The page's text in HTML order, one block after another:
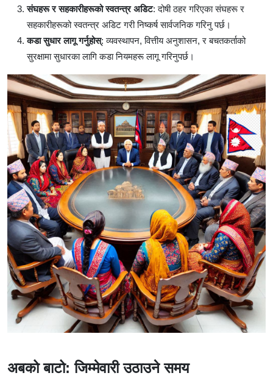
संघहरू र सहकारीहरूको स्वतन्त्र अडिट: दोषी ठहर गरिएका संघहरू र
सहकारीहरूको स्वतन्त्र अडिट गरी निष्कर्ष सार्वजनिक गरिनु पर्छ।
कडा सुधार लागू गर्नुहोस्: व्यवस्थापन, वित्तीय अनुशासन, र बचतकर्ताको
सुरक्षामा सुधारका लागि कडा नियमहरू लागू गरिनुपर्छ।
अबको बाटो: जिम्मेवारी उठाउने समय